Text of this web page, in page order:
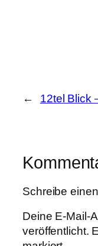
← 12tel Blick
Schreibe
Deine E-Mail-
veröffentlicht.